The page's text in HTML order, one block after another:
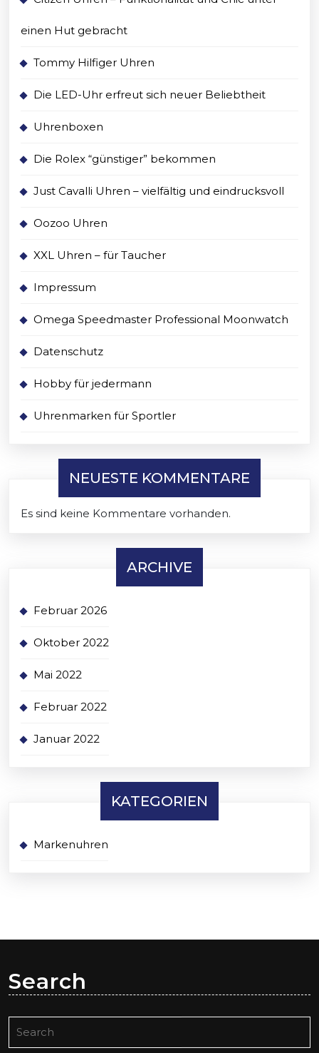
einen Hut gebracht
Tommy Hilfiger Uhren
Die LED-Uhr erfreut sich neuer Beliebtheit
Uhrenboxen
Die Rolex “günstiger” bekommen
Just Cavalli Uhren – vielfältig und eindrucksvoll
Oozoo Uhren
XXL Uhren – für Taucher
Impressum
Omega Speedmaster Professional Moonwatch
Datenschutz
Hobby für jedermann
Uhrenmarken für Sportler
NEUESTE KOMMENTARE
Es sind keine Kommentare vorhanden.
ARCHIVE
Februar 2026
Oktober 2022
Mai 2022
Februar 2022
Januar 2022
KATEGORIEN
Markenuhren
Search
for: